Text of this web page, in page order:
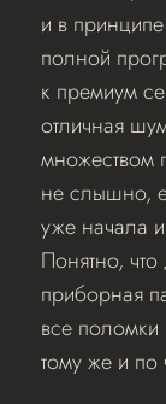
и в
полной
к премиум
отличная
множеством
не слышно,
уже начала
Понятно,
приборная
все поломки
тому же и по